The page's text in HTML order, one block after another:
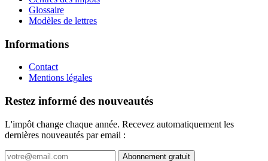
Glossaire
Modèles de lettres
Informations
Contact
Mentions légales
Restez informé des nouveautés
L'impôt change chaque année. Recevez automatiquement les
dernières nouveautés par email :
Abonnement gratuit